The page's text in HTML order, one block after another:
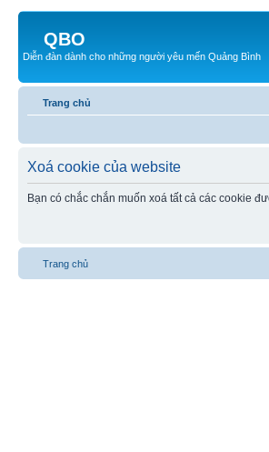
QBO
Diễn đàn dành cho những người yêu mến Quảng Bình
Trang chủ
Xoá cookie của website
Bạn có chắc chắn muốn xoá tất cả các cookie
Trang chủ